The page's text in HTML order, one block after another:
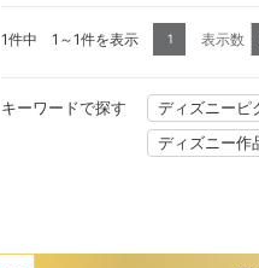
1件中 1～1件を表示 1 表示数
キーワードで探す ディズニーピ
ディズニー作